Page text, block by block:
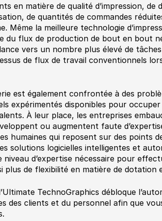
en matière de qualité d’impression, de
de quantités de commandes
Même la meilleure technologie
du flux de production de bout en bout
vers un nombre plus élevé de
de flux de travail conventionnels
est également confrontée à des
expérimentés disponibles pour
À leur place, les entreprises
ou augmentent faute
humaines qui reposent sur des points
solutions logicielles intelligentes et
niveau d’expertise nécessaire pour
plus de flexibilité en matière de dotation
TechnoGraphics débloque
des clients et du personnel afin que